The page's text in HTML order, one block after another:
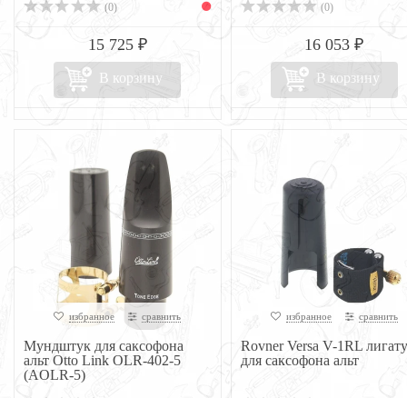
(0)
15 725 ₽
В корзину
(0)
16 053 ₽
В корзину
избранное сравнить
Мундштук для саксофона
альт Otto Link OLR-402-5
(AOLR-5)
избранное сравнить
Rovner Versa V-1RL
для саксофона альт